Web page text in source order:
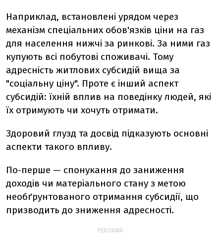
Наприклад, встановлені урядом через
механізм спеціальних обов'язків ціни на газ
для населення нижчі за ринкові. За ними газ
купують всі побутові споживачі. Тому
адресність житлових субсидій вища за
"соціальну ціну". Проте є інший аспект
субсидій: їхній вплив на поведінку людей, які
їх отримують чи хочуть отримати.
Здоровий глузд та досвід підказують основні
аспекти такого впливу.
По-перше — спонукання до заниження
доходів чи матеріального стану з метою
необґрунтованого отримання субсидії, що
призводить до зниження адресності.
РЕКЛАМА: